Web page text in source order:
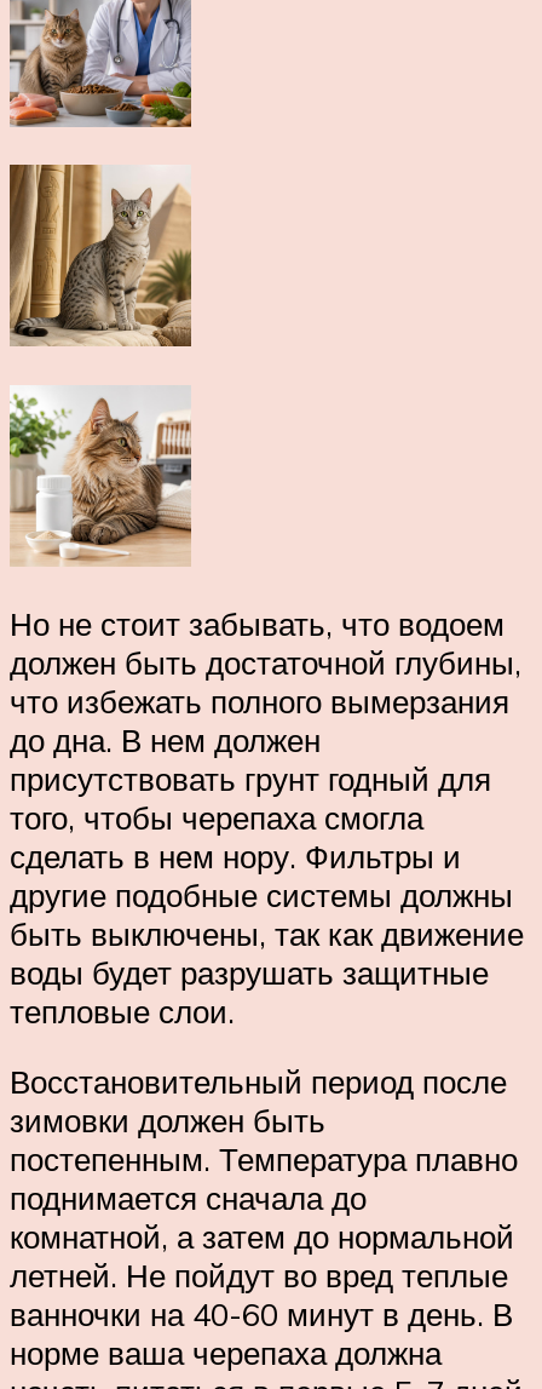
Но не стоит забывать, что водоем
должен быть достаточной глубины,
что избежать полного вымерзания
до дна. В нем должен
присутствовать грунт годный для
того, чтобы черепаха смогла
сделать в нем нору. Фильтры и
другие подобные системы должны
быть выключены, так как движение
воды будет разрушать защитные
тепловые слои.
Восстановительный период после
зимовки должен быть
постепенным. Температура плавно
поднимается сначала до
комнатной, а затем до нормальной
летней. Не пойдут во вред теплые
ванночки на 40-60 минут в день. В
норме ваша черепаха должна